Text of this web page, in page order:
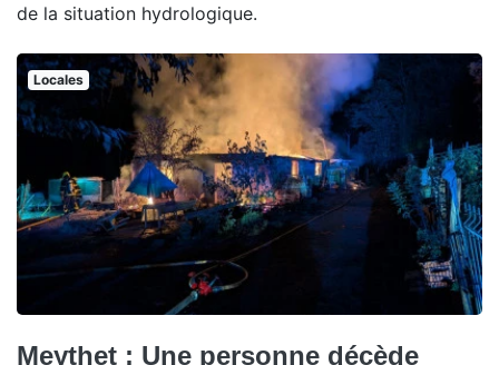
de la situation hydrologique.
Locales
Meythet : Une personne décède